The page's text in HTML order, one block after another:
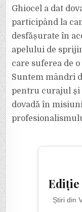
Ghiocel a dat
participând la
desfășurate în
apelului de
care suferea de o
Suntem mândri
pentru curajul şi
dovadă în
Ediție
Știri din